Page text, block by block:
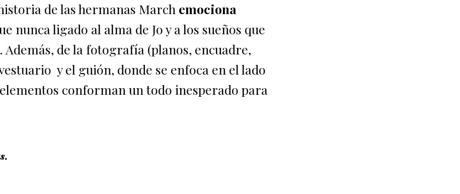
de las hermanas March emociona
nunca ligado al alma de Jo y a los sueños que
Además, de la fotografía (planos, encuadre,
y el guión, donde se enfoca en el lado
conforman un todo inesperado para
.